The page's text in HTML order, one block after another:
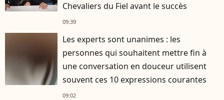
Chevaliers du Fiel avant le succès
09:39
Les experts sont unanimes : les
personnes qui souhaitent mettre fin à
une conversation en douceur utilisent
souvent ces 10 expressions courantes
09:02